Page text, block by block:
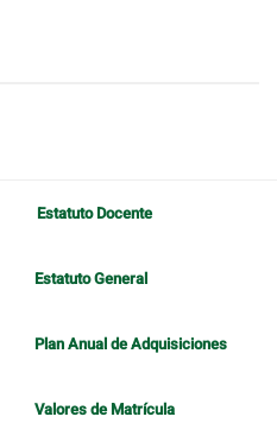
Estatuto Docente
Estatuto General
Plan Anual de Adquisiciones
Valores de Matrícula